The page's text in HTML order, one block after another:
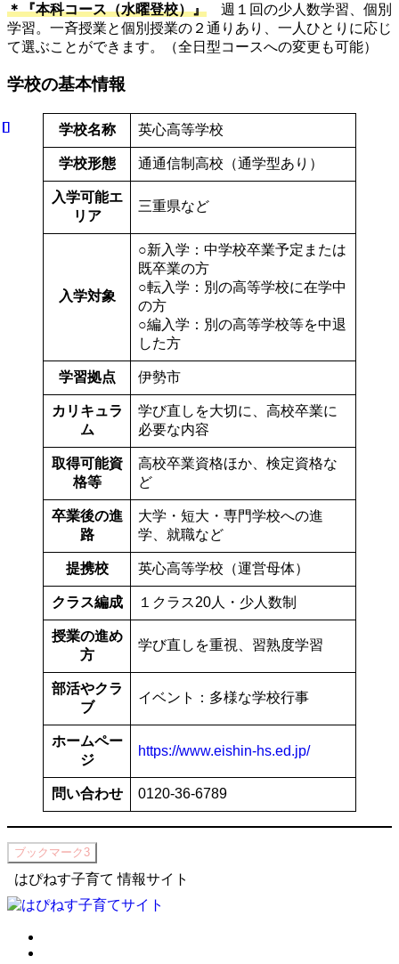
＊『本科コース（水曜登校）』
週１回の少人数学習、個別
学習。一斉授業と個別授業の２通りあり、一人ひとりに応じ
て選ぶことができます。（全日型コースへの変更も可能）
学校の基本情報
学校名称 英心高等学校
学校形態 通通信制高校（通学型あり）
入学可能エ
リア
三重県など
入学対象
○新入学：中学校卒業予定または
既卒業の方
○転入学：別の高等学校に在学中
の方
○編入学：別の高等学校等を中退
した方
学習拠点 伊勢市
カリキュラ
ム
学び直しを大切に、高校卒業に
必要な内容
取得可能資
格等
高校卒業資格ほか、検定資格な
ど
卒業後の進
路
大学・短大・専門学校への進
学、就職など
提携校 英心高等学校（運営母体）
クラス編成 １クラス20人・少人数制
授業の進め
方
学び直しを重視、習熟度学習
部活やクラ
ブ
イベント：多様な学校行事
ホームペー
ジ
https://www.eishin-hs.ed.jp/
問い合わせ 0120-36-6789
ブックマーク 3
はぴねす子育て 情報サイト